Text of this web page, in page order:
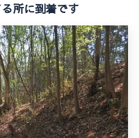
所に到着です